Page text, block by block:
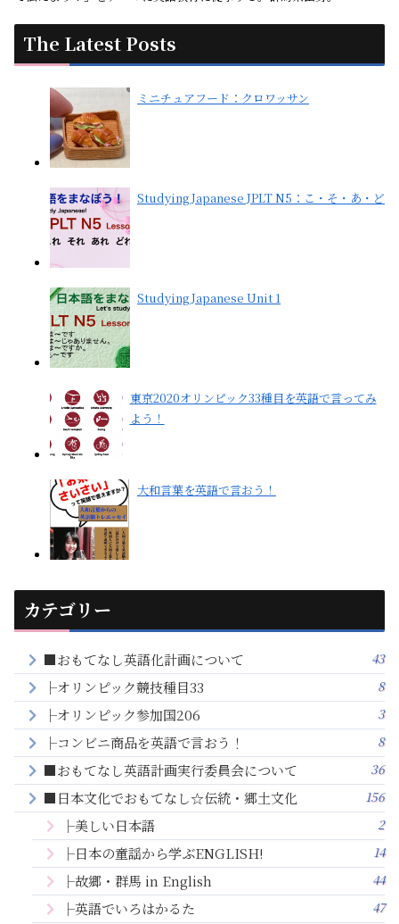
The Latest Posts
ミニチュアフード：クロワッサン
Studying Japanese JPLT N5：こ・そ・あ・ど
Studying Japanese Unit 1
東京2020オリンピック33種目を英語で言ってみ
よう！
大和言葉を英語で言おう！
カテゴリー
■おもてなし英語化計画について 43
├オリンピック競技種目33 8
├オリンピック参加国206 3
├コンビニ商品を英語で言おう！ 8
■おもてなし英語計画実行委員会について 36
■日本文化でおもてなし☆伝統・郷土文化 156
├美しい日本語 2
├日本の童謡から学ぶENGLISH! 14
├故郷・群馬 in English 44
├英語でいろはかるた 47